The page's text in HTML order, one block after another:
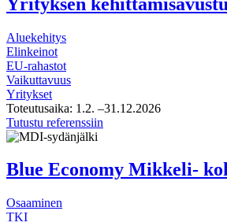
arviointi
Aluekehitys
Elinkeinot
EU-rahastot
Vaikuttavuus
Yritykset
Toteutusaika: 1.2. –31.12.2026
Tutustu referenssiin
toimintaympäristön
kehittämisavustuksen
Blue Economy Mikkeli-
Osaaminen
TKI